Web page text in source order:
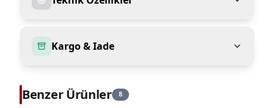
Kargo & Iade
Benzer Ürünler 8